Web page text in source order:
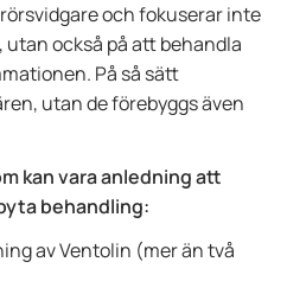
och fokuserar inte
också på att behandla
På så sätt
utan de förebyggs även
kan vara anledning att
behandling:
av Ventolin (mer än två